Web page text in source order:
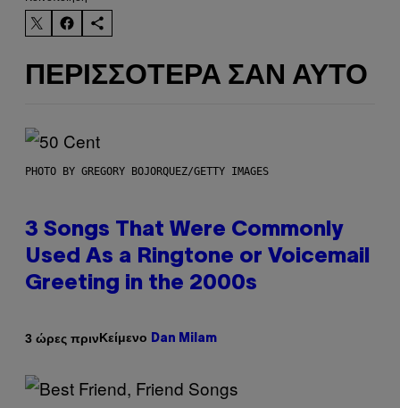
ΠΕΡΙΣΣΌΤΕΡΑ ΣΑΝ ΑΥΤΌ
PHOTO BY GREGORY BOJORQUEZ/GETTY IMAGES
3 Songs That Were Commonly
Used As a Ringtone or Voicemail
Greeting in the 2000s
3 ώρες πρινΚείμενο Dan Milam